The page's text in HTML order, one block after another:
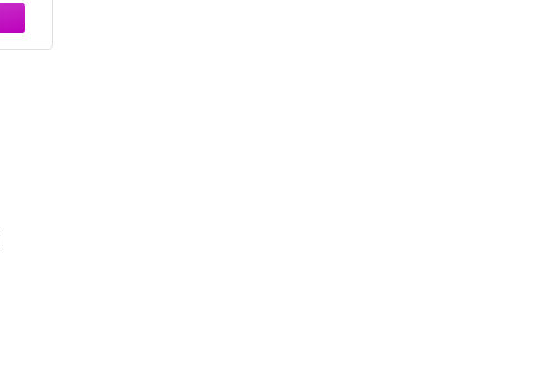
di